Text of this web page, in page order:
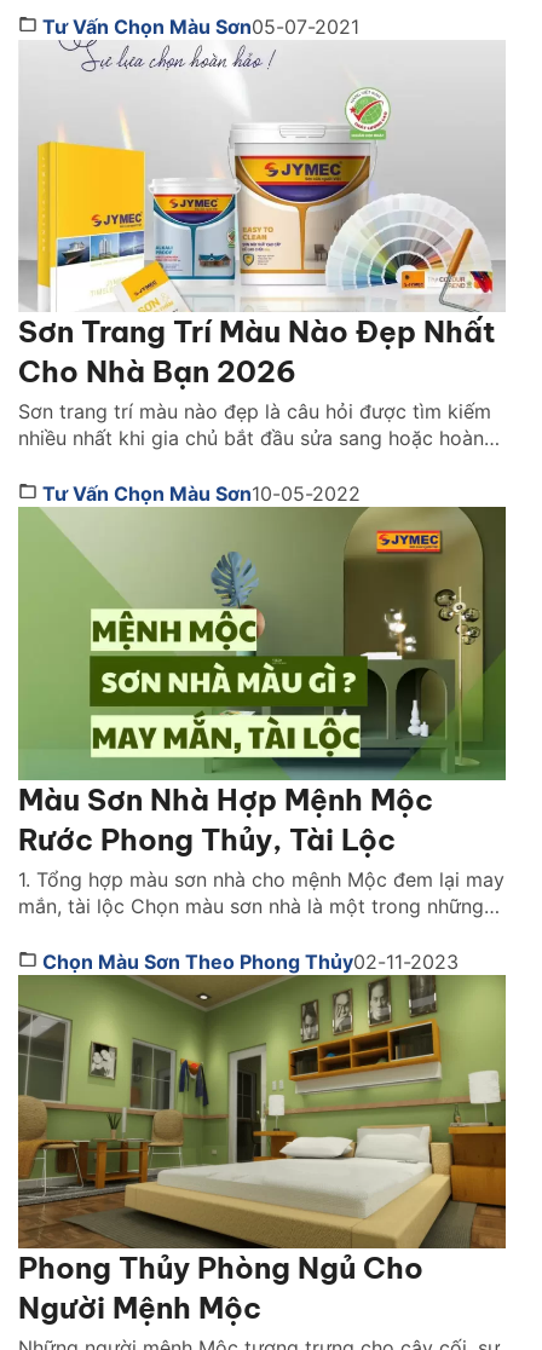
nhiệt huyết. Việc chọn được nội thất phòng ngủ
thoải mái là chưa đủ mà biết cách lựa chọn màu sơn
Tư Vấn Chọn Màu Sơn05-07-2021
Sơn Trang Trí Màu Nào Đẹp Nhất
Cho Nhà Bạn 2026
Sơn trang trí màu nào đẹp là câu hỏi được tìm kiếm
nhiều nhất khi gia chủ bắt đầu sửa sang hoặc hoàn
không chỉ quyết định vẻ đẹp của ngôi nhà mà còn
ảnh hưởng trực tiếp đến cảm xúc, ánh sáng và
phong cách […]
Tư Vấn Chọn Màu Sơn10-05-2022
Màu Sơn Nhà Hợp Mệnh Mộc
Rước Phong Thủy, Tài Lộc
1. Tổng hợp màu sơn nhà cho mệnh Mộc đem lại may
mắn, tài lộc Chọn màu sơn nhà là một trong những
trong việc thi công sơn nhà. Đặc biệt, màu sắc sơn
nhà phong thủy là yếu tố luôn được các gia chủ […]
Chọn Màu Sơn Theo Phong Thủy02-11-2023
Phong Thủy Phòng Ngủ Cho
Người Mệnh Mộc